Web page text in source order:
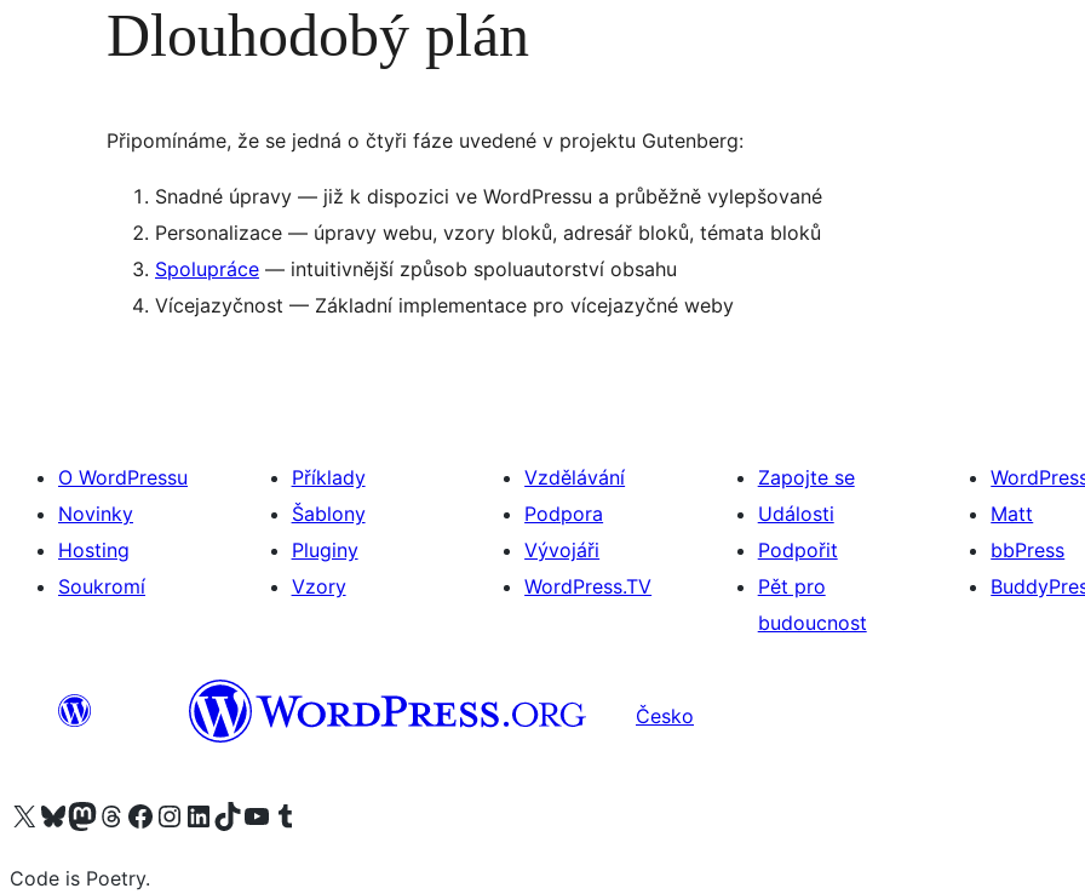
Dlouhodobý plán
Připomínáme, že se jedná o čtyři fáze uvedené v projektu Gutenberg:
Snadné úpravy — již k dispozici ve WordPressu a průběžně vylepšované
Personalizace — úpravy webu, vzory bloků, adresář bloků, témata bloků
Spolupráce — intuitivnější způsob spoluautorství obsahu
Vícejazyčnost — Základní implementace pro vícejazyčné weby
O WordPressu
Novinky
Hosting
Soukromí
Příklady
Šablony
Pluginy
Vzory
Vzdělávání
Podpora
Vývojáři
WordPress.TV
Zapojte se
Události
Podpořit
Pět pro
budoucnost
Matt
bbPress
Česko
Navštivte náš účet na X (dříve Twitter)
Navštivte náš Bluesky účetNavštivte náš účet Mastodon
Navštivte náš Threads účetNavštivte naši stránku na Facebooku
Navštivte náš Instagram účetNavštivte náš LinkedIn účetNavštivte náš TikTok účetNavštivte náš YouTube kanálNavštivte náš Tumblr účet
Code is Poetry.